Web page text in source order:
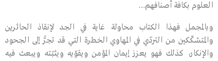
العلوم بكافة أصنافهم…
وبالمجمل فهذا الكتاب محاولة غاية في الجد لإنقاذ الحائرين
والمتشكّكين من التردّي في المهاوي الخطرة التي قد تجرُّ إلى الجحود
والإنكار، كذلك فهو يعزز إيمان المؤمن ويقوّيه ويثبّته ويبعث فيه